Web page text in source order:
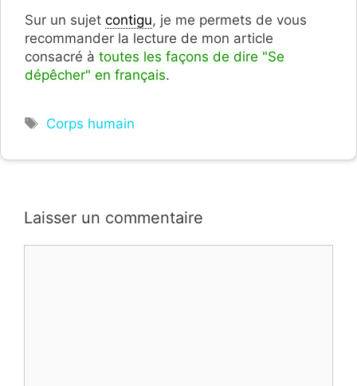
Sur un sujet contigu, je me permets de vous
recommander la lecture de mon article
consacré à toutes les façons de dire "Se
dépêcher" en français.
Étiquettes
Corps humain
Laisser un commentaire